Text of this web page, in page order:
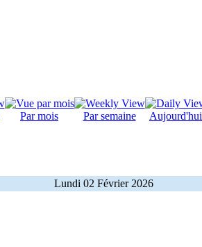
Par mois Par semaine Aujourd'hui
Lundi 02 Février 2026